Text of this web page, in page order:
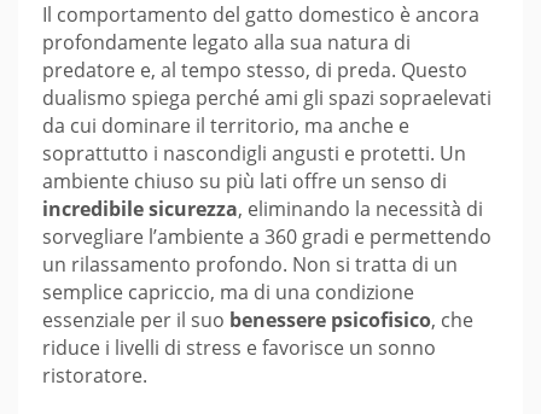
Il comportamento del gatto domestico è ancora
profondamente legato alla sua natura di
predatore e, al tempo stesso, di preda. Questo
dualismo spiega perché ami gli spazi sopraelevati
da cui dominare il territorio, ma anche e
soprattutto i nascondigli angusti e protetti. Un
ambiente chiuso su più lati offre un senso di
incredibile sicurezza, eliminando la necessità di
sorvegliare l’ambiente a 360 gradi e permettendo
un rilassamento profondo. Non si tratta di un
semplice capriccio, ma di una condizione
essenziale per il suo benessere psicofisico, che
riduce i livelli di stress e favorisce un sonno
ristoratore.